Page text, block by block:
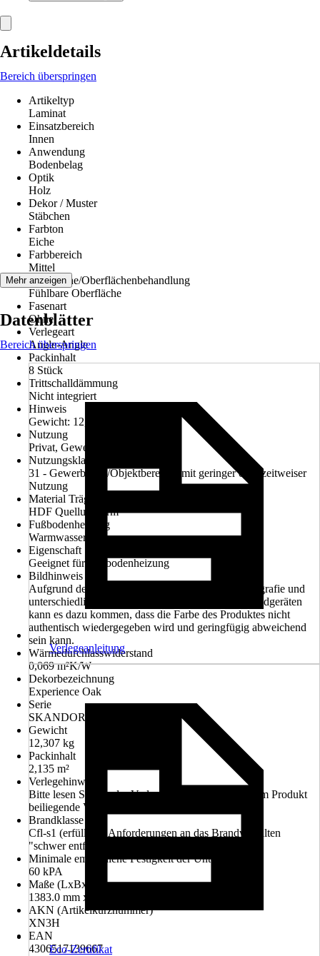
Artikeldetails
Bereich überspringen
Artikeltyp
Laminat
Einsatzbereich
Innen
Anwendung
Bodenbelag
Optik
Holz
Dekor / Muster
Stäbchen
Farbton
Eiche
Farbbereich
Mittel
Oberfläche/Oberflächenbehandlung
Fühlbare Oberfläche
Fasenart
Ohne
Verlegeart
Angle-Angle
Packinhalt
8 Stück
Trittschalldämmung
Nicht integriert
Hinweis
Gewicht: 12,7 kg / Pack
Nutzung
Privat, Gewerblich
Nutzungsklasse
31 - Gewerbliche/Objektbereiche mit geringer oder zeitweiser
Nutzung
Material Trägerplatte
HDF Quellungsarm
Fußbodenheizung
Warmwasser
Eigenschaft
Geeignet für Fußbodenheizung
Bildhinweis
Aufgrund der Lichtverhältnisse bei der Produktfotografie und
unterschiedlichen Bildschirmeinstellungen sowie Endgeräten
kann es dazu kommen, dass die Farbe des Produktes nicht
authentisch wiedergegeben wird und geringfügig abweichend
sein kann.
Wärmedurchlasswiderstand
0,069 m²K/W
Dekorbezeichnung
Experience Oak
Serie
SKANDOR 7.0
Gewicht
12,307 kg
Packinhalt
2,135 m²
Verlegehinweis
Bitte lesen Sie vor der Verlegung ausführlich die dem Produkt
beiliegende Verlegeanleitung
Brandklasse
Cfl-s1 (erfüllt die Anforderungen an das Brandverhalten
"schwer entflammbar")
Minimale empfohlene Festigkeit der Unterlage
60 kPA
Maße (LxBxS)
1383.0 mm x 193.0 mm x 7 mm
AKN (Artikelkurznummer)
XN3H
EAN
4306517139667
Mehr anzeigen
Datenblätter
Bereich überspringen
Verlegeanleitung
Eco-Zertifikat